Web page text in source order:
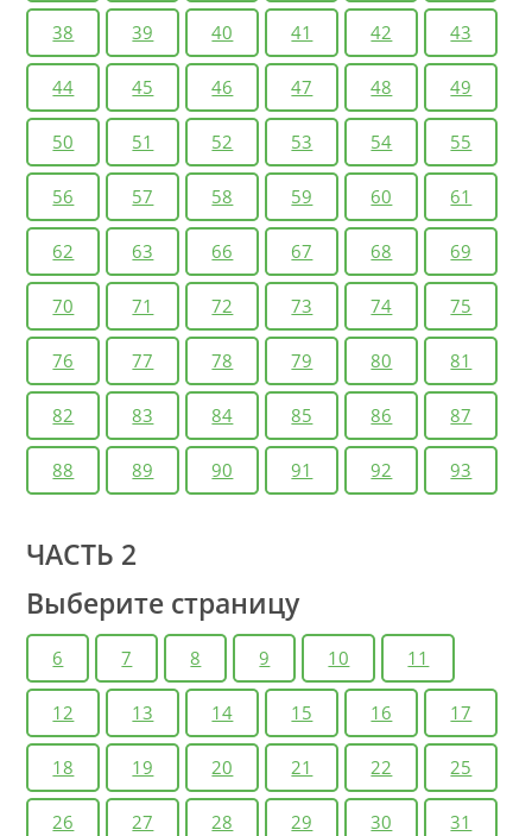
38 39 40 41 42 43
44 45 46 47 48 49
50 51 52 53 54 55
56 57 58 59 60 61
62 63 66 67 68 69
70 71 72 73 74 75
76 77 78 79 80 81
82 83 84 85 86 87
88 89 90 91 92 93
ЧАСТЬ 2
Выберите страницу
6 7 8 9 10 11
12 13 14 15 16 17
18 19 20 21 22 25
26 27 28 29 30 31